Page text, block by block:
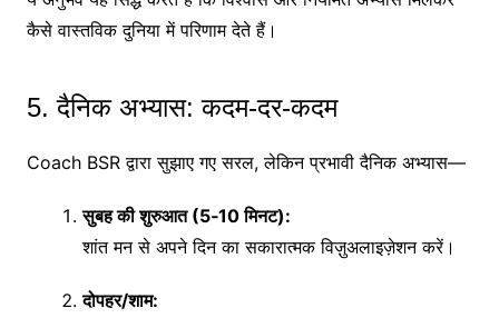
कैसे वास्तविक दुनिया में परिणाम देते हैं।
5. दैनिक अभ्यास: कदम-दर-कदम
Coach BSR द्वारा सुझाए गए सरल, लेकिन प्रभावी दैनिक अभ्यास—
सुबह की शुरुआत (5‑10 मिनट):
शांत मन से अपने दिन का सकारात्मक विज़ुअलाइज़ेशन करें।
दोपहर/शाम: